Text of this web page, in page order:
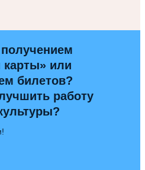
карты» или
билетов?
работу